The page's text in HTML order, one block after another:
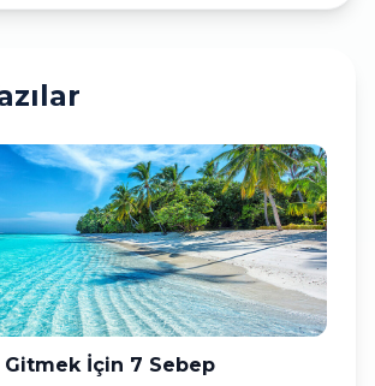
İçin 7 Sebep